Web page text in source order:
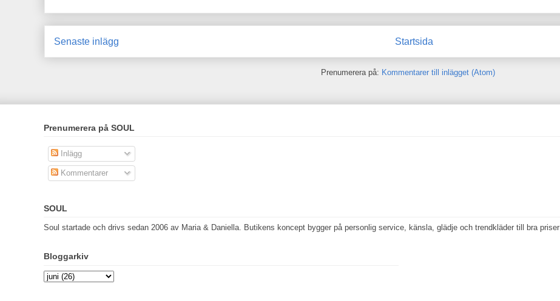
Senaste inlägg Startsida
Prenumerera på: Kommentarer till inlägget (Atom)
Prenumerera på SOUL
Inlägg
Kommentarer
SOUL
Soul startade och drivs sedan 2006 av Maria & Daniella. Butikens koncept bygger på personlig service, känsla, glädje och trendkläder till bra priser
Bloggarkiv